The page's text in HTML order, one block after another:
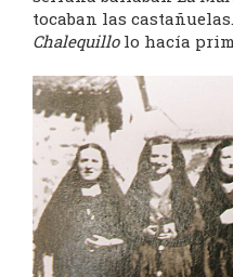
tocaban las
Chalequillo lo hacía